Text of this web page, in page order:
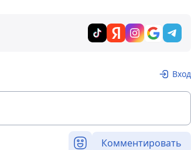
Вход
Комментировать